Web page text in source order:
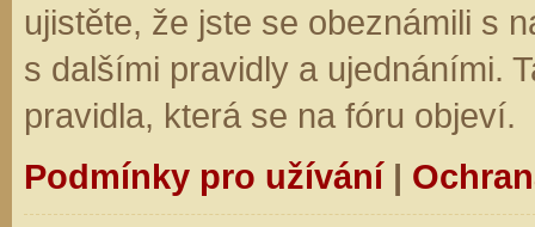
ujistěte, že jste se obeznámili s
s dalšími pravidly a ujednáními.
pravidla, která se na fóru objeví.
Podmínky pro užívání|